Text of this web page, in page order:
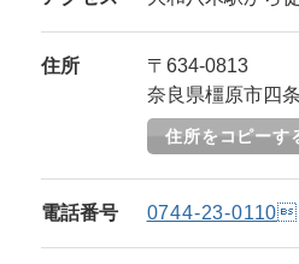
住所
〒634-0813
奈良県橿原市四
住所をコピーす
電話番号 0744-23-0110